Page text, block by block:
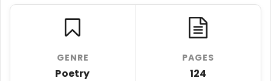
GENRE
Poetry
PAGES
124